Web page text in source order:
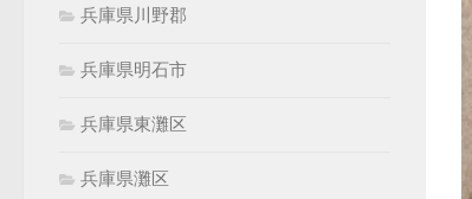
兵庫県川野郡
兵庫県明石市
兵庫県東灘区
兵庫県灘区